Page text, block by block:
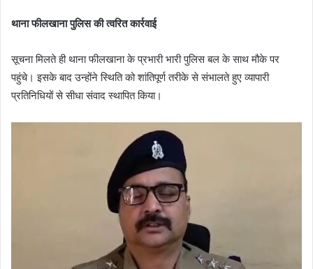
थाना फीलखाना पुलिस की त्वरित कार्रवाई
सूचना मिलते ही थाना फीलखाना के प्रभारी भारी पुलिस बल के साथ मौके पर
पहुंचे। इसके बाद उन्होंने स्थिति को शांतिपूर्ण तरीके से संभालते हुए व्यापारी
प्रतिनिधियों से सीधा संवाद स्थापित किया।